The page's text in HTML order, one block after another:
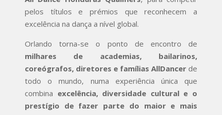
pelos títulos e prémios que reconhecem a
excelência na dança a nível global.
Orlando torna-se o ponto de encontro de
milhares de academias, bailarinos,
coreógrafos, diretores e famílias AllDancer de
todo o mundo, numa experiência única que
combina excelência, diversidade cultural e o
prestígio de fazer parte do maior e mais